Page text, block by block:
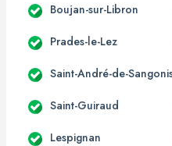
Boujan-sur-Libron
Prades-le-Lez
Saint-André-de-
Saint-Guiraud
Lespignan